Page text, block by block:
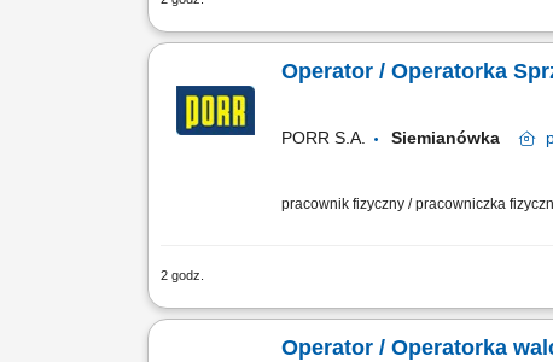
Zadania: prowadzenie pojazdu
Operator / Operatorka
PORR S.A. Siemianówka
pracownik fizyczny / pracowniczka
2 godz.
Opis stanowiska: Realizowanie zadań
Operator / Operatorka